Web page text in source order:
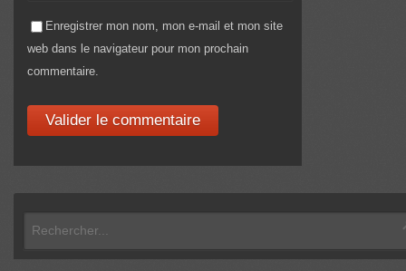
Enregistrer mon nom, mon e-mail et mon site
web dans le navigateur pour mon prochain
commentaire.